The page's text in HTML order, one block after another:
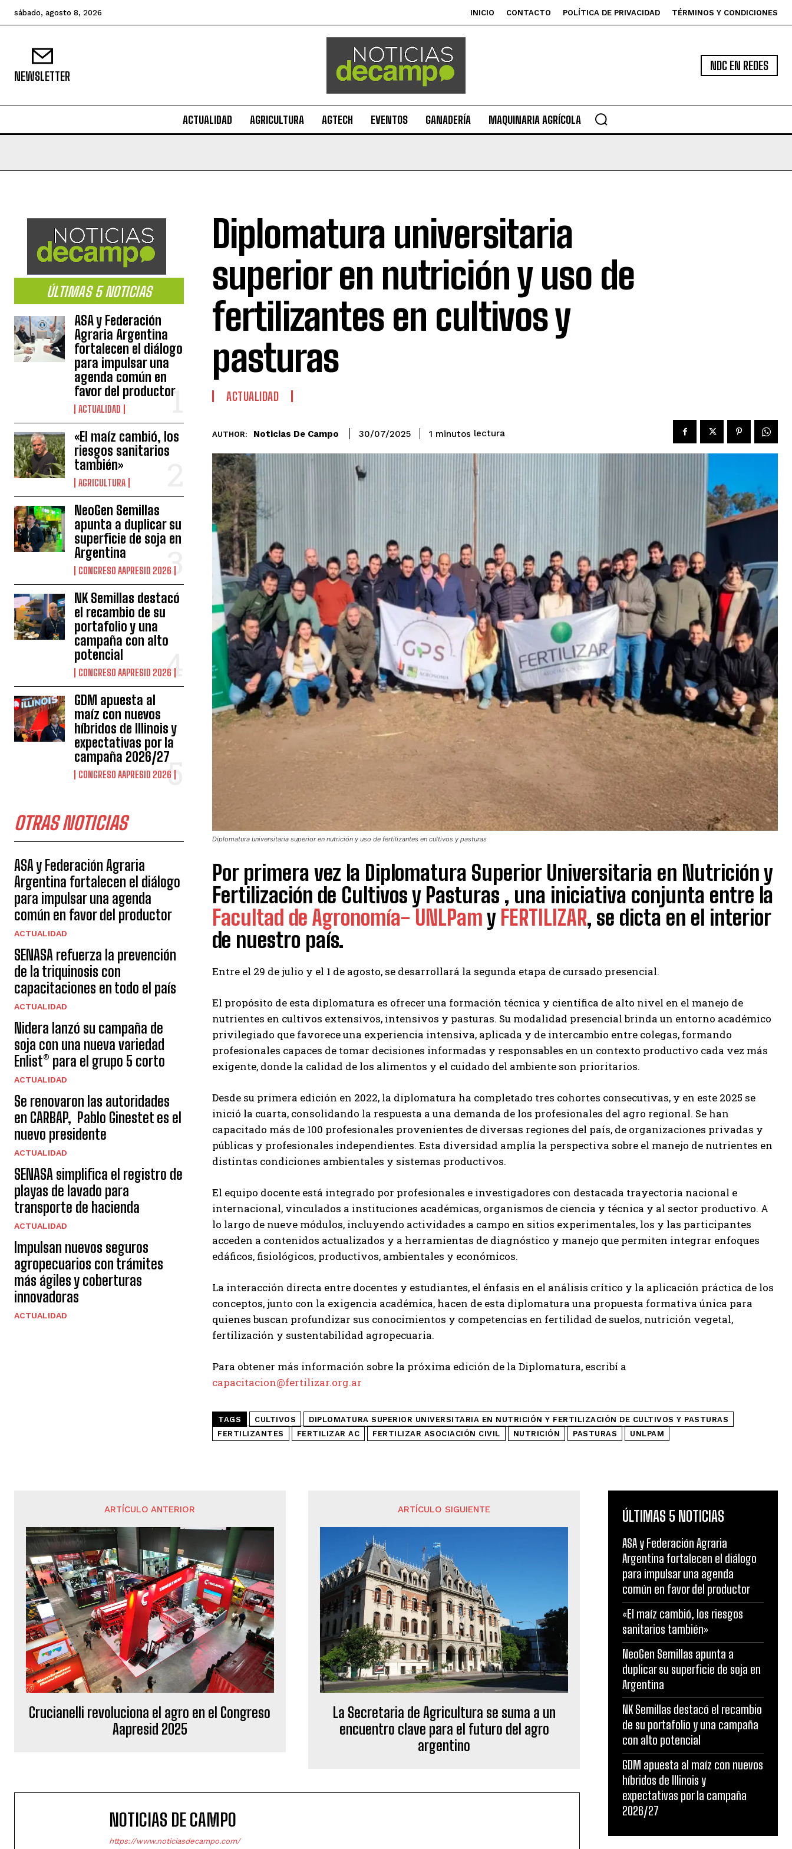
Suscribite al Newsletter
QUIERO SUSCRIBIRME
Política de Privacidad
sábado, agosto 8, 2026 INICIO CONTACTO POLÍTICA DE PRIVACIDAD TÉRMINOS Y CONDICIONES
NEWSLETTER
NDC EN REDES
ACTUALIDAD AGRICULTURA AGTECH EVENTOS GANADERÍA MAQUINARIA AGRÍCOLA
ÚLTIMAS 5 NOTICIAS
ASA y Federación
Agraria Argentina
fortalecen el diálogo
para impulsar una
agenda común en
favor del productor
ACTUALIDAD
«El maíz cambió, los
riesgos sanitarios
también»
AGRICULTURA
NeoGen Semillas
apunta a duplicar su
superficie de soja en
Argentina
CONGRESO AAPRESID 2026
NK Semillas destacó
el recambio de su
portafolio y una
campaña con alto
potencial
CONGRESO AAPRESID 2026
GDM apuesta al
maíz con nuevos
híbridos de Illinois y
expectativas por la
campaña 2026/27
CONGRESO AAPRESID 2026
OTRAS NOTICIAS
ASA y Federación Agraria
Argentina fortalecen el diálogo
para impulsar una agenda
común en favor del productor
ACTUALIDAD
SENASA refuerza la prevención
de la triquinosis con
capacitaciones en todo el país
ACTUALIDAD
Nidera lanzó su campaña de
soja con una nueva variedad
Enlist® para el grupo 5 corto
ACTUALIDAD
Se renovaron las autoridades
en CARBAP, Pablo Ginestet es el
nuevo presidente
ACTUALIDAD
SENASA simplifica el registro de
playas de lavado para
transporte de hacienda
ACTUALIDAD
Impulsan nuevos seguros
agropecuarios con trámites
más ágiles y coberturas
innovadoras
ACTUALIDAD
Diplomatura universitaria
superior en nutrición y uso de
fertilizantes en cultivos y
pasturas
ACTUALIDAD
AUTHOR: Noticias De Campo 30/07/2025 1 minutos lectura
Diplomatura universitaria superior en nutrición y uso de fertilizantes en cultivos y pasturas
Por primera vez la Diplomatura Superior Universitaria en Nutrición y
Fertilización de Cultivos y Pasturas , una iniciativa conjunta entre la
Facultad de Agronomía- UNLPamy FERTILIZAR, se dicta en el interior
de nuestro país.
Entre el 29 de julio y el 1 de agosto, se desarrollará la segunda etapa de cursado presencial.
El propósito de esta diplomatura es ofrecer una formación técnica y científica de alto nivel en el manejo de
nutrientes en cultivos extensivos, intensivos y pasturas. Su modalidad presencial brinda un entorno académico
privilegiado que favorece una experiencia intensiva, aplicada y de intercambio entre colegas, formando
profesionales capaces de tomar decisiones informadas y responsables en un contexto productivo cada vez más
exigente, donde la calidad de los alimentos y el cuidado del ambiente son prioritarios.
Desde su primera edición en 2022, la diplomatura ha completado tres cohortes consecutivas, y en este 2025 se
inició la cuarta, consolidando la respuesta a una demanda de los profesionales del agro regional. Se han
capacitado más de 100 profesionales provenientes de diversas regiones del país, de organizaciones privadas y
públicas y profesionales independientes. Esta diversidad amplía la perspectiva sobre el manejo de nutrientes en
distintas condiciones ambientales y sistemas productivos.
El equipo docente está integrado por profesionales e investigadores con destacada trayectoria nacional e
internacional, vinculados a instituciones académicas, organismos de ciencia y técnica y al sector productivo. A
lo largo de nueve módulos, incluyendo actividades a campo en sitios experimentales, los y las participantes
acceden a contenidos actualizados y a herramientas de diagnóstico y manejo que permiten integrar enfoques
edáficos, fisiológicos, productivos, ambientales y económicos.
La interacción directa entre docentes y estudiantes, el énfasis en el análisis crítico y la aplicación práctica de los
conceptos, junto con la exigencia académica, hacen de esta diplomatura una propuesta formativa única para
quienes buscan profundizar sus conocimientos y competencias en fertilidad de suelos, nutrición vegetal,
fertilización y sustentabilidad agropecuaria.
Para obtener más información sobre la próxima edición de la Diplomatura, escribí a
capacitacion@fertilizar.org.ar
TAGS CULTIVOS
DIPLOMATURA SUPERIOR UNIVERSITARIA EN NUTRICIÓN Y FERTILIZACIÓN DE CULTIVOS Y PASTURAS
FERTILIZANTES
FERTILIZAR AC FERTILIZAR ASOCIACIÓN CIVIL NUTRICIÓN PASTURAS UNLPAM
ARTÍCULO ANTERIOR
Crucianelli revoluciona el agro en el Congreso
Aapresid 2025
ARTÍCULO SIGUIENTE
La Secretaria de Agricultura se suma a un
encuentro clave para el futuro del agro
argentino
NOTICIAS DE CAMPO
https://www.noticiasdecampo.com/
ÚLTIMAS 5 NOTICIAS
ASA y Federación Agraria
Argentina fortalecen el diálogo
para impulsar una agenda
común en favor del productor
«El maíz cambió, los riesgos
sanitarios también»
NeoGen Semillas apunta a
duplicar su superficie de soja en
Argentina
NK Semillas destacó el recambio
de su portafolio y una campaña
con alto potencial
GDM apuesta al maíz con nuevos
híbridos de Illinois y
expectativas por la campaña
2026/27